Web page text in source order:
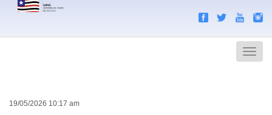
Menu
19/05/2026 10:17 am